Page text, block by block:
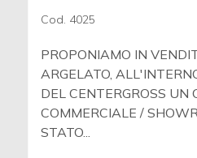
Cod. 4025
PROPONIAMO IN
ARGELATO,
DEL CENTERGROSS UN
COMMERCIALE /
STATO...